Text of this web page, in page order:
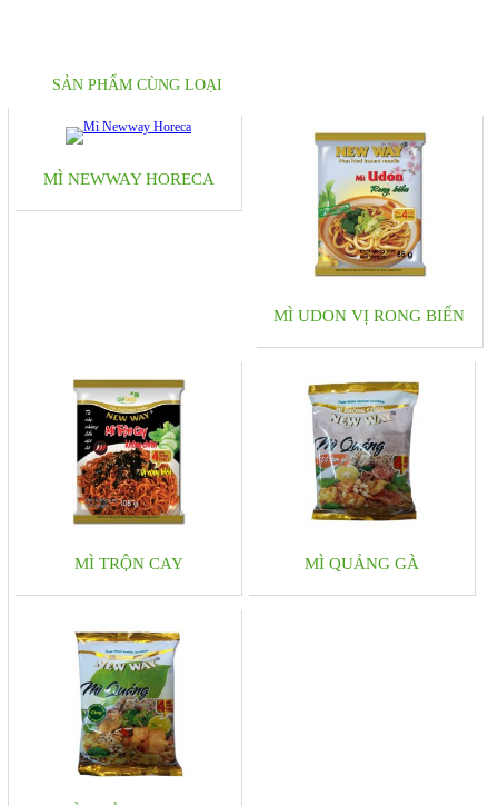
SẢN PHẨM CÙNG LOẠI
MÌ NEWWAY HORECA
MÌ UDON VỊ RONG BIỂN
MÌ TRỘN CAY MÌ QUẢNG GÀ